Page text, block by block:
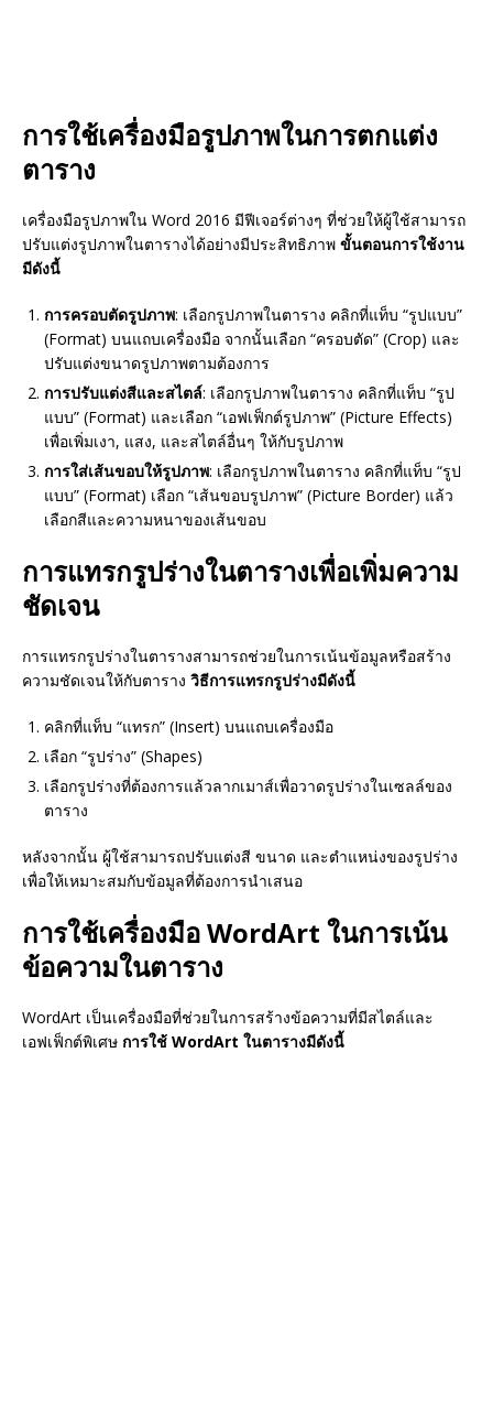
การใช้เครื่องมือรูปภาพในการตกแต่ง
ตาราง
เครื่องมือรูปภาพใน Word 2016 มีฟีเจอร์ต่างๆ ที่ช่วยให้ผู้ใช้สามารถ
ปรับแต่งรูปภาพในตารางได้อย่างมีประสิทธิภาพ ขั้นตอนการใช้งาน
มีดังนี้
การครอบตัดรูปภาพ: เลือกรูปภาพในตาราง คลิกที่แท็บ “รูปแบบ”
(Format) บนแถบเครื่องมือ จากนั้นเลือก “ครอบตัด” (Crop) และ
ปรับแต่งขนาดรูปภาพตามต้องการ
การปรับแต่งสีและสไตล์: เลือกรูปภาพในตาราง คลิกที่แท็บ “รูป
แบบ” (Format) และเลือก “เอฟเฟ็กต์รูปภาพ” (Picture Effects)
เพื่อเพิ่มเงา, แสง, และสไตล์อื่นๆ ให้กับรูปภาพ
การใส่เส้นขอบให้รูปภาพ: เลือกรูปภาพในตาราง คลิกที่แท็บ “รูป
แบบ” (Format) เลือก “เส้นขอบรูปภาพ” (Picture Border) แล้ว
เลือกสีและความหนาของเส้นขอบ
การแทรกรูปร่างในตารางเพื่อเพิ่มความ
ชัดเจน
การแทรกรูปร่างในตารางสามารถช่วยในการเน้นข้อมูลหรือสร้าง
ความชัดเจนให้กับตาราง วิธีการแทรกรูปร่างมีดังนี้
คลิกที่แท็บ “แทรก” (Insert) บนแถบเครื่องมือ
เลือก “รูปร่าง” (Shapes)
เลือกรูปร่างที่ต้องการแล้วลากเมาส์เพื่อวาดรูปร่างในเซลล์ของ
ตาราง
หลังจากนั้น ผู้ใช้สามารถปรับแต่งสี ขนาด และตำแหน่งของรูปร่าง
เพื่อให้เหมาะสมกับข้อมูลที่ต้องการนำเสนอ
การใช้เครื่องมือ WordArt ในการเน้น
ข้อความในตาราง
WordArt เป็นเครื่องมือที่ช่วยในการสร้างข้อความที่มีสไตล์และ
เอฟเฟ็กต์พิเศษ การใช้ WordArt ในตารางมีดังนี้